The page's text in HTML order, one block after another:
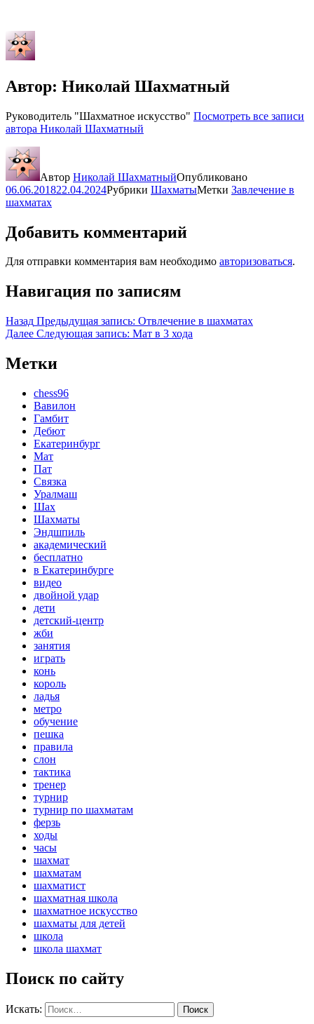
Автор: Николай Шахматный
Руководитель "Шахматное искусство" Посмотреть все записи
автора Николай Шахматный
Автор Николай ШахматныйОпубликовано
06.06.201822.04.2024Рубрики ШахматыМетки Завлечение в
шахматах
Добавить комментарий
Для отправки комментария вам необходимо авторизоваться.
Навигация по записям
Назад Предыдущая запись: Отвлечение в шахматах
Далее Следующая запись: Мат в 3 хода
Метки
chess96
Вавилон
Гамбит
Дебют
Екатеринбург
Мат
Пат
Связка
Уралмаш
Шах
Шахматы
Эндшпиль
академический
бесплатно
в Екатеринбурге
видео
двойной удар
дети
детский-центр
жби
занятия
играть
конь
король
ладья
метро
обучение
пешка
правила
слон
тактика
тренер
турнир
турнир по шахматам
ферзь
ходы
часы
шахмат
шахматам
шахматист
шахматная школа
шахматное искусство
шахматы для детей
школа
школа шахмат
Поиск по сайту
Искать: Поиск